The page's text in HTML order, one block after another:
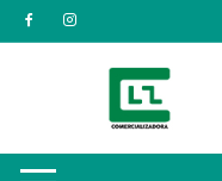
Saltar
al